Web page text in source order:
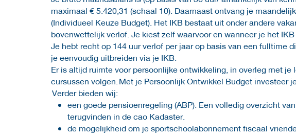
maximaal € 5.420,31 (schaal 10). Daarnaast ontvang je
(Individueel Keuze Budget). Het IKB bestaat uit onder andere
bovenwettelijk verlof. Je kiest zelf waarvoor en wanneer je het IKB
Je hebt recht op 144 uur verlof per jaar op basis van een fulltime
je eenvoudig uitbreiden via je IKB.
Er is altijd ruimte voor persoonlijke ontwikkeling, in overleg met
cursussen volgen. Met je Persoonlijk Ontwikkel Budget investeer
Verder bieden wij:
een goede pensioenregeling (ABP). Een volledig overzicht
terugvinden in de cao Kadaster.
de mogelijkheid om je sportschoolabonnement fiscaal